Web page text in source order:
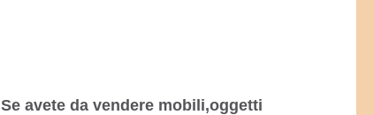
Se avete da vendere mobili,oggetti